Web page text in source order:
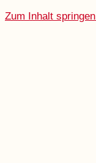
Zum Inhalt springen